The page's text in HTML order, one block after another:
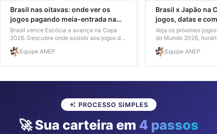
Brasil nas oitavas: onde ver os
jogos pagando meia-entrada na
Copa
Brasil vence Escócia e avança na Copa
2026. Descubra onde assistir aos jogos da
Seleção pagando meia-entrada com
carteirinha estudantil ANEP.
Equipe ANEP
Brasil x Japão na
jogos, datas e
pagando metade
Veja os próximos
do Mundo 2026,
pagando meia-
estudante ANEP.
Equipe ANEP
PROCESSO SIMPLES
🚀 Sua carteira em 4 passos